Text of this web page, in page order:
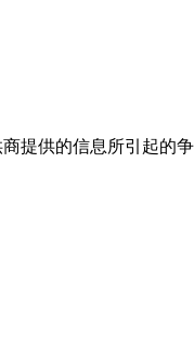
提供的信息所引起的